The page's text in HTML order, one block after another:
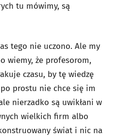
tu mówimy, są
tego nie uczono. Ale my
wiemy, że profesorom,
czasu, by tę wiedzę
prostu nie chce się im
nierzadko są uwikłani w
wielkich firm albo
świat i nic na